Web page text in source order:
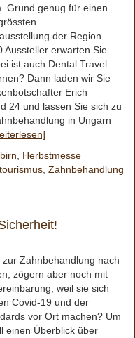
Grund genug für einen
der Region.
Aussteller erwarten Sie
ist auch Dental Travel.
Dann laden wir Sie
Erich
24 und lassen Sie sich zu
in Ungarn
Herbstmesse
Zahnbehandlung
Zahnbehandlung nach
zögern aber noch mit
weil sie sich
Covid-19 und der
vor Ort machen? Um
einen Überblick über